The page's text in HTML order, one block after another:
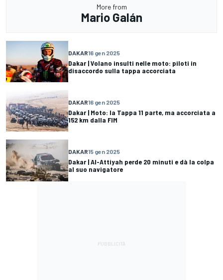
More from
Mario Galán
DAKAR16 gen 2025
Dakar | Volano insulti nelle moto: piloti in
disaccordo sulla tappa accorciata
DAKAR16 gen 2025
Dakar | Moto: la Tappa 11 parte, ma accorciata a
152 km dalla FIM
DAKAR15 gen 2025
Dakar | Al-Attiyah perde 20 minuti e dà la colpa
al suo navigatore